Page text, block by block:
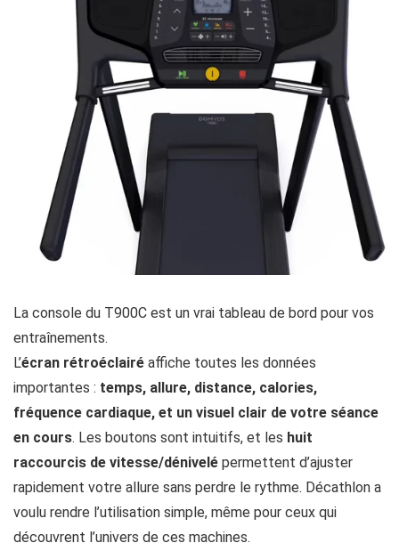
La console du T900C est un vrai tableau de bord pour vos
entraînements.
L’écran rétroéclairé affiche toutes les données
importantes : temps, allure, distance, calories,
fréquence cardiaque, et un visuel clair de votre séance
en cours. Les boutons sont intuitifs, et les huit
raccourcis de vitesse/dénivelé permettent d’ajuster
rapidement votre allure sans perdre le rythme. Décathlon a
voulu rendre l’utilisation simple, même pour ceux qui
découvrent l’univers de ces machines.